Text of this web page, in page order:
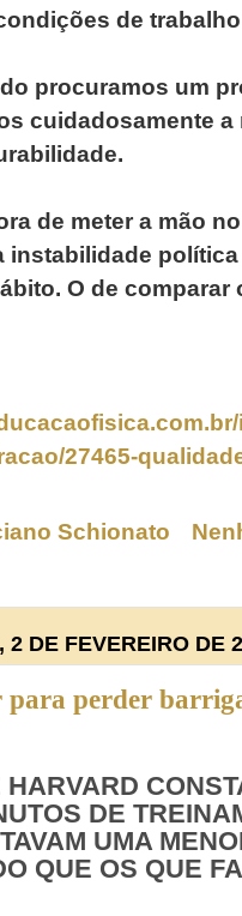
de
procuramos um
cuidadosamente
de meter a mão
instabilidade
O de comparar
27465-
Schionato
2 DE FEVEREIRO DE
para perder
DE
UMA
QUE OS QUE